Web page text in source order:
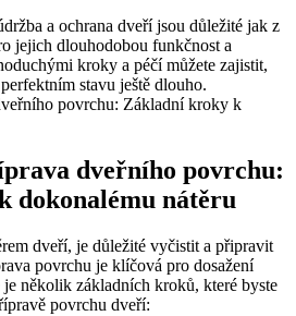
a ochrana dveří jsou důležité jak z
jejich dlouhodobou funkčnost a
kroky a péčí můžete zajistit,
stavu ještě dlouho.
dveřního povrchu:
dokonalému nátěru
dveří, je důležité vyčistit a připravit
povrchu je klíčová pro dosažení
několik základních kroků, které byste
povrchu dveří: